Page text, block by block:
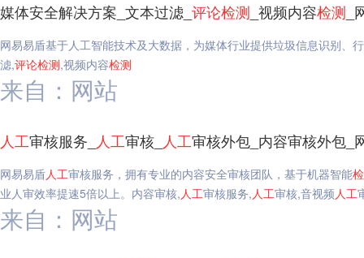
媒体安全解决方案_文本过滤_ 评论检测 _视频内容检测
网易易盾基于人工智能技术及大数据，为媒体行业提供垃圾信息识别
滤,评论检测,视频内容检测
来自：网站
人工审核服务_ 人工审核_ 人工审核外包_内容审核外包_
网易易盾人工审核服务，拥有专业的内容安全审核团队，基于机器智能
业人审效率提速5倍以上。内容审核,人工审核服务,人工审核,音视频人工
来自：网站